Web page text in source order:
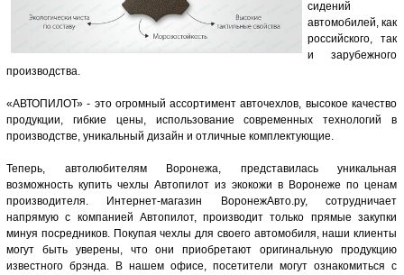
сидений
автомобилей, как
российского, так
и зарубежного
производства.
«АВТОПИЛОТ» - это огромный ассортимент авточехлов, высокое качество
продукции, гибкие цены, использование современных технологий в
производстве, уникальный дизайн и отличные комплектующие.
Теперь, автолюбителям Воронежа, представилась уникальная
возможность купить чехлы Автопилот из экокожи в Воронеже по ценам
производителя. Интернет-магазин ВоронежАвто.ру, сотрудничает
напрямую с компанией Автопилот, производит только прямые закупки
минуя посредников. Покупая чехлы для своего автомобиля, наши клиенты
могут быть уверены, что они приобретают оригинальную продукцию
известного брэнда. В нашем офисе, посетители могут ознакомиться с